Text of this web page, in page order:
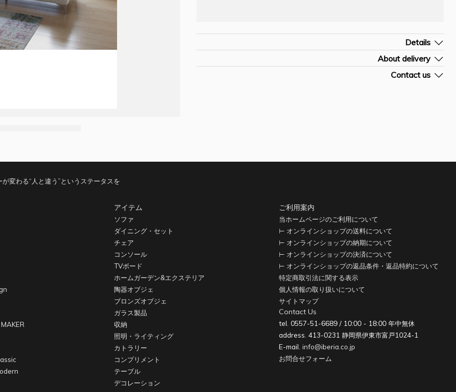
Details
[原産国] イタリア
About delivery
Contact us
変わる“人と違う”というステータスを
アイテム
ソファ
ダイニング・セット
チェア
コンソール
TVボード
ホームガーデン&エクステリア
陶器オブジェ
ブロンズオブジェ
ガラス製品
収納
照明・ライティング
カトラリー
コンプリメント
テーブル
デコレーション
ご利用案内
当ホームページのご利用について
⊢ オンラインショップの送料について
⊢ オンラインショップの納期について
⊢ オンラインショップの決済について
⊢ オンラインショップの返品条件・返品特約について
特定商取引法に関する表示
個人情報の取り扱いについて
サイトマップ
Contact Us
tel. 0557-51-6689 / 10:00 - 18:00 年中無休
address. 413-0231 静岡県伊東市富戸1024-1
E-mail.info@iberia.co.jp
お問合せフォーム